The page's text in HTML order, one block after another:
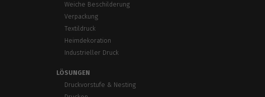
Weiche Beschilderung
Verpackung
Textildruck
Heimdekoration
Industrieller Druck
LÖSUNGEN
Druckvorstufe & Nesting